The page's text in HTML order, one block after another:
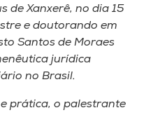
de Xanxerê, no dia 15
e doutorando em
Santos de Moraes
jurídica
no Brasil.
prática, o palestrante